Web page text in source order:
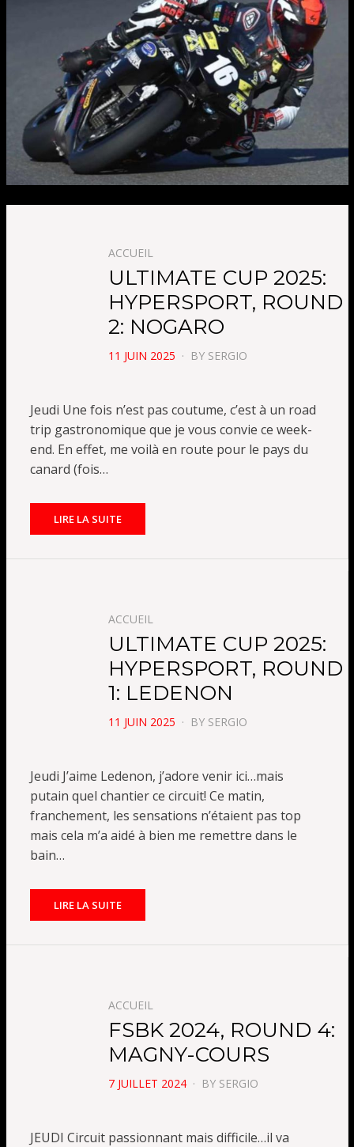
ACCUEIL
ULTIMATE CUP 2025:
HYPERSPORT, ROUND
2: NOGARO
POSTED
11 JUIN 2025 BY SERGIO
Jeudi Une fois n’est pas coutume, c’est à un road
trip gastronomique que je vous convie ce week-
end. En effet, me voilà en route pour le pays du
canard (fois…
LIRE LA SUITE
ACCUEIL
ULTIMATE CUP 2025:
HYPERSPORT, ROUND
1: LEDENON
POSTED
11 JUIN 2025 BY SERGIO
Jeudi J’aime Ledenon, j’adore venir ici…mais
putain quel chantier ce circuit! Ce matin,
franchement, les sensations n’étaient pas top
mais cela m’a aidé à bien me remettre dans le
bain…
LIRE LA SUITE
ACCUEIL
FSBK 2024, ROUND 4:
MAGNY-COURS
POSTED
7 JUILLET 2024 BY SERGIO
JEUDI Circuit passionnant mais difficile…il va